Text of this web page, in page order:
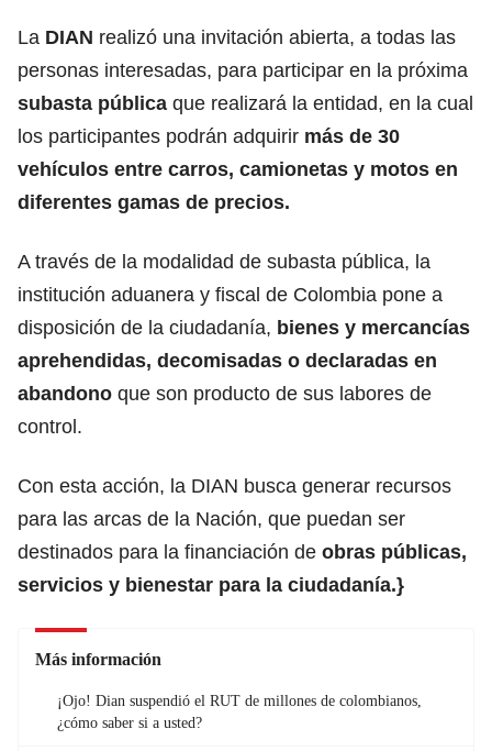
La DIAN realizó una invitación abierta, a todas las
personas interesadas, para participar en la próxima
subasta pública que realizará la entidad, en la cual
los participantes podrán adquirir más de 30
vehículos entre carros, camionetas y motos en
diferentes gamas de precios.
A través de la modalidad de subasta pública, la
institución aduanera y fiscal de Colombia pone a
disposición de la ciudadanía, bienes y mercancías
aprehendidas, decomisadas o declaradas en
abandono que son producto de sus labores de
control.
Con esta acción, la DIAN busca generar recursos
para las arcas de la Nación, que puedan ser
destinados para la financiación de obras públicas,
servicios y bienestar para la ciudadanía.}
Más información
¡Ojo! Dian suspendió el RUT de millones de colombianos,
¿cómo saber si a usted?